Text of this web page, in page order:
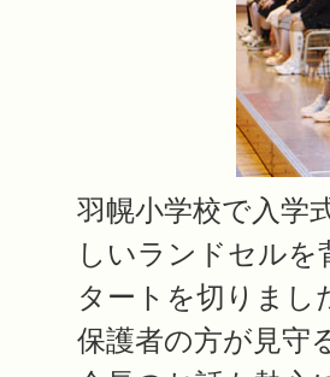
羽幌小学校で入学
しいランドセルを
タートを切りまし
保護者の方が見守